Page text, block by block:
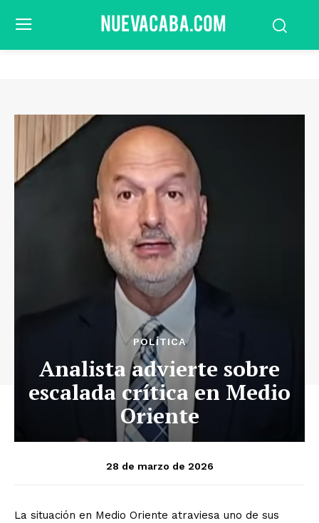
POLÍTICA
Analista advierte sobre
escalada crítica en Medio
Oriente
28 de marzo de 2026
La situación en Medio Oriente atraviesa uno de sus